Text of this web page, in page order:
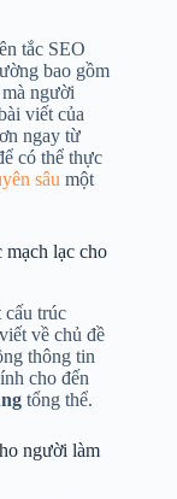
tắc SEO
bao gồm
người
viết của
ngay từ
có thể thực
sâu một
mạch lạc cho
cấu trúc
về chủ đề
thông tin
cho đến
tổng thể.
người làm